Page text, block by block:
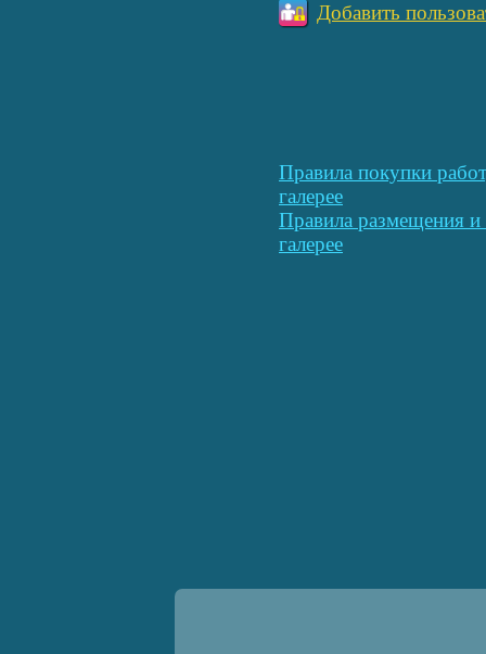
Добавить
Правила покупки
галерее
Правила размещения
галерее